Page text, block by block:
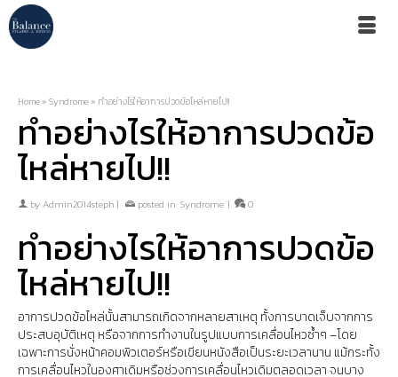
Home» Syndrome» ทำอย่างไรให้อาการปวดข้อไหล่หายไป!!
ทำอย่างไรให้อาการปวดข้อ
ไหล่หายไป!!
byAdmin2014steph | posted in: Syndrome | 0
ทำอย่างไรให้อาการปวดข้อ
ไหล่หายไป!!
อาการปวดข้อไหล่นั้นสามารถเกิดจากหลายสาเหตุ ทั้งการบาดเจ็บจากการ
ประสบอุบัติเหตุ หรือจากการทำงานในรูปแบบการเคลื่อนไหวซ้ำๆ –โดย
เฉพาะการนั่งหน้าคอมพิวเตอร์หรือเขียนหนังสือเป็นระยะเวลานาน แม้กระทั้ง
การเคลื่อนไหวในองศาเดิมหรือช่วงการเคลื่อนไหวเดิมตลอดเวลา จนบาง